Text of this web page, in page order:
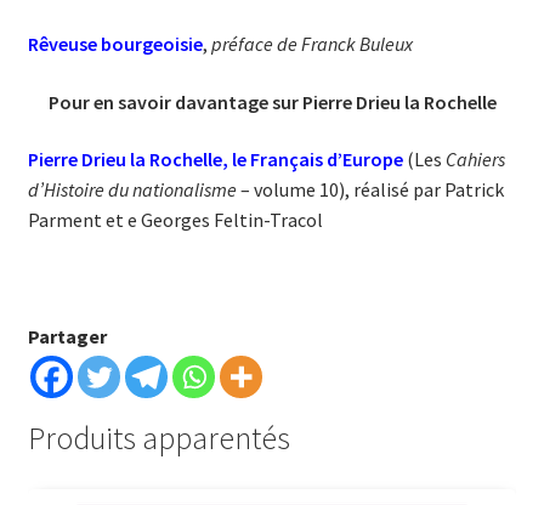
Rêveuse bourgeoisie, préface de Franck Buleux
Pour en savoir davantage sur Pierre Drieu la Rochelle
Pierre Drieu la Rochelle, le Français d’Europe(Les Cahiers
d’Histoire du nationalisme – volume 10), réalisé par Patrick
Parment et e Georges Feltin-Tracol
Partager
Produits apparentés